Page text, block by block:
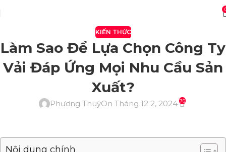
KIẾN THỨC
Làm Sao Để Lựa Chọn Công Ty
Vải Đáp Ứng Mọi Nhu Cầu Sản
Xuất?
Phương ThuýOn Tháng 12 2, 2024 76
Nội dung chính